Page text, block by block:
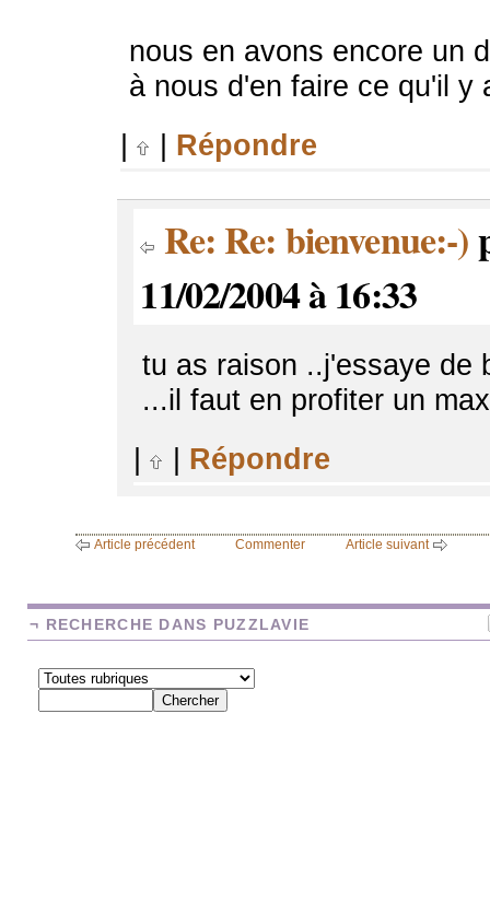
nous en avons encore un
à nous d'en faire ce qu'il y
Répondre
Re: Re: bienvenue:-)
11/02/2004 à 16:33
tu as raison ..j'essaye de
...il faut en profiter un
|
Répondre
Article précédent Commenter Article suivant
¬ RECHERCHE DANS PUZZLAVIE